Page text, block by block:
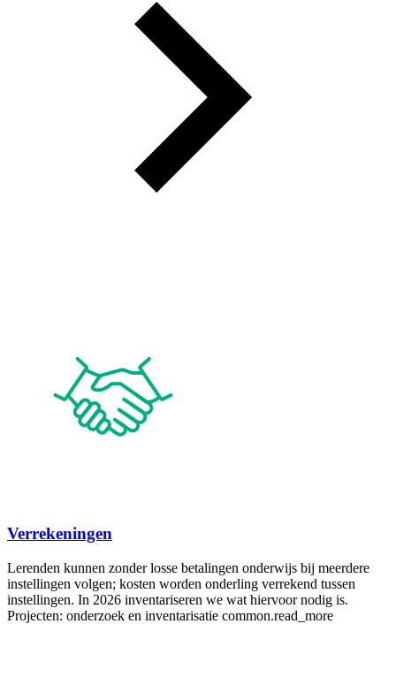
Verrekeningen
Lerenden kunnen zonder losse betalingen onderwijs bij meerdere
instellingen volgen; kosten worden onderling verrekend tussen
instellingen. In 2026 inventariseren we wat hiervoor nodig is.
Projecten: onderzoek en inventarisatie common.read_more